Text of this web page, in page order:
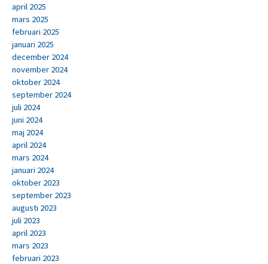
april 2025
mars 2025
februari 2025
januari 2025
december 2024
november 2024
oktober 2024
september 2024
juli 2024
juni 2024
maj 2024
april 2024
mars 2024
januari 2024
oktober 2023
september 2023
augusti 2023
juli 2023
april 2023
mars 2023
februari 2023